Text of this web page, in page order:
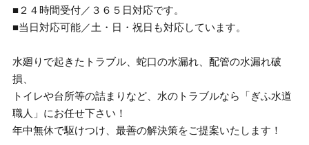
■２４時間受付／３６５日対応です。
■当日対応可能／土・日・祝日も対応しています。
水廻りで起きたトラブル、蛇口の水漏れ、配管の水漏れ破
損、
トイレや台所等の詰まりなど、水のトラブルなら「ぎふ水道
職人」にお任せ下さい！
年中無休で駆けつけ、最善の解決策をご提案いたします！